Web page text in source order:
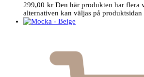
299,00 kr Den här produkten har flera
alternativen kan väljas på produktsidan